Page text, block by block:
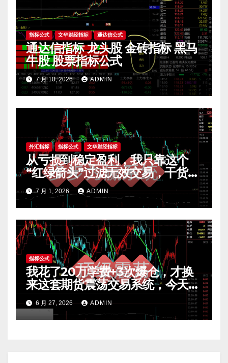
指标公式 文华财经指标 通达信公式
通达信指标 龙头股 金砖指标 黑马
牛股 股票指标公式
7 月 10, 2026 ADMIN
外汇指标 指标公式 文华财经指标
从亏损到稳定盈利，我只靠这个
“红绿箭头”过滤无效交易，干货全
公开 mt4指标
7 月 1, 2026 ADMIN
指标公式
我花了20万学费+3次爆仓，才换
来这套期货震荡交易系统，今天免
费公开核心逻辑
6 月 27, 2026 ADMIN